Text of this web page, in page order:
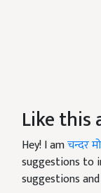
Like this
Hey! I amचन्दर
suggestions to
suggestions